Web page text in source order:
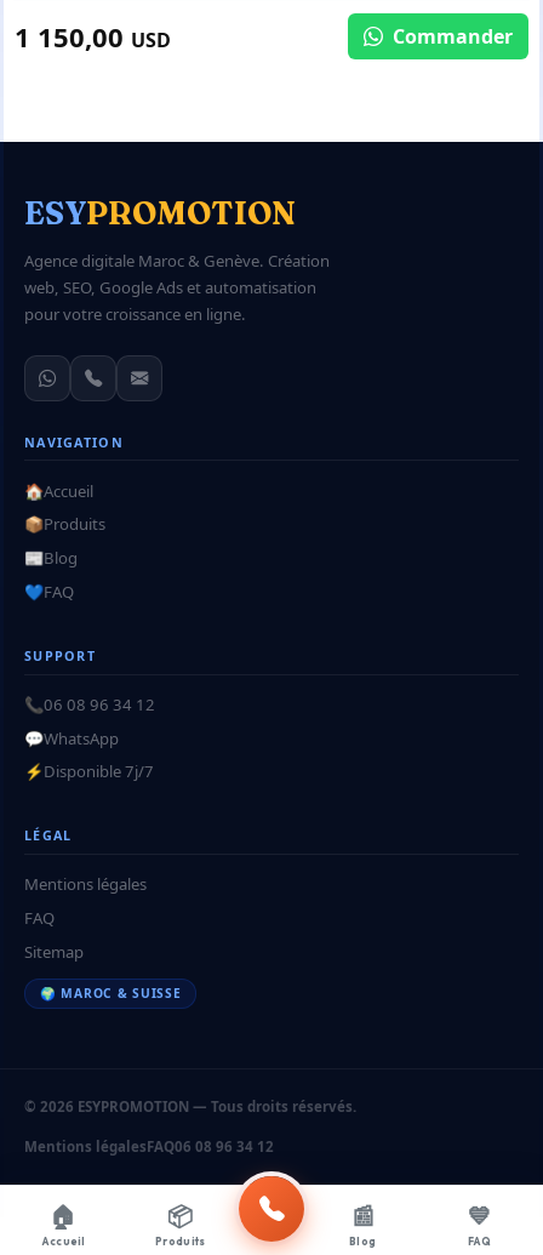
🏠
Accueil
📦
Produits
📰
Blog
💙
FAQ
1 150,00 USD Commander
ESYPROMOTION
Agence digitale Maroc & Genève. Création
web, SEO, Google Ads et automatisation
pour votre croissance en ligne.
NAVIGATION
🏠Accueil
📦Produits
📰Blog
💙FAQ
SUPPORT
📞06 08 96 34 12
💬WhatsApp
⚡Disponible 7j/7
LÉGAL
Mentions légales
FAQ
Sitemap
🌍 MAROC & SUISSE
© 2026 ESYPROMOTION — Tous droits réservés.
Mentions légalesFAQ06 08 96 34 12